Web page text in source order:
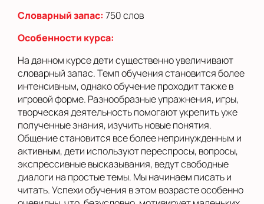
Словарный запас: 750 слов
Особенности курса:
На данном курсе дети существенно увеличивают
словарный запас. Темп обучения становится более
интенсивным, однако обучение проходит также в
игровой форме. Разнообразные упражнения, игры,
творческая деятельность помогают укрепить уже
полученные знания, изучить новые понятия.
Общение становится все более непринужденным и
активным, дети используют переспросы, вопросы,
экспрессивные высказывания, ведут свободные
диалоги на простые темы. Мы начинаем писать и
читать. Успехи обучения в этом возрасте особенно